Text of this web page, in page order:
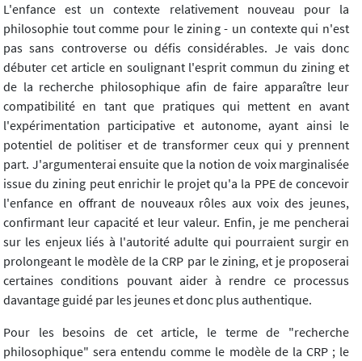
L'enfance est un contexte relativement nouveau pour la
philosophie tout comme pour le zining - un contexte qui n'est
pas sans controverse ou défis considérables. Je vais donc
débuter cet article en soulignant l'esprit commun du zining et
de la recherche philosophique afin de faire apparaître leur
compatibilité en tant que pratiques qui mettent en avant
l'expérimentation participative et autonome, ayant ainsi le
potentiel de politiser et de transformer ceux qui y prennent
part. J'argumenterai ensuite que la notion de voix marginalisée
issue du zining peut enrichir le projet qu'a la PPE de concevoir
l'enfance en offrant de nouveaux rôles aux voix des jeunes,
confirmant leur capacité et leur valeur. Enfin, je me pencherai
sur les enjeux liés à l'autorité adulte qui pourraient surgir en
prolongeant le modèle de la CRP par le zining, et je proposerai
certaines conditions pouvant aider à rendre ce processus
davantage guidé par les jeunes et donc plus authentique.
Pour les besoins de cet article, le terme de "recherche
philosophique" sera entendu comme le modèle de la CRP ; le